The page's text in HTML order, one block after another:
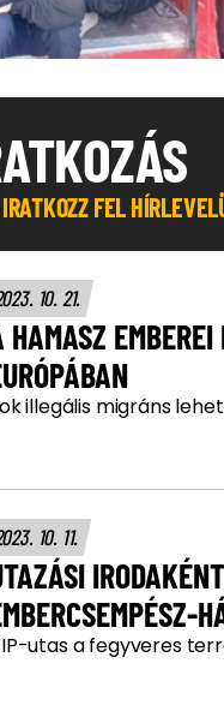
FEL
10. 21.
HAMASZ
illegális migráns
10. 11.
utas a fegyveres